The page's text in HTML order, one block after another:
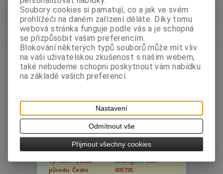
bez DPH:69,64 Kč
s DPH: 78 Kč/3,11 EUR
ks
Moštěnický sirup Hruška 0,7 L
Výrobce:Země
původu: Česko
Katalogové číslo:
005735
Soubory cookies si pamatují, co a jak ve svém
prohlížeči na daném zařízení děláte. Díky tomu
webová stránka funguje podle vás a je schopná
se přizpůsobit vašim preferencím.
Blokování některých typů souborů může mít vliv
na vaši uživatelskou zkušenost s naším webem,
také nebudeme schopni poskytnout vám nabídku
na základě vašich preferencí.
Nastavení
Odmítnout vše
Přijmout všechny cookies